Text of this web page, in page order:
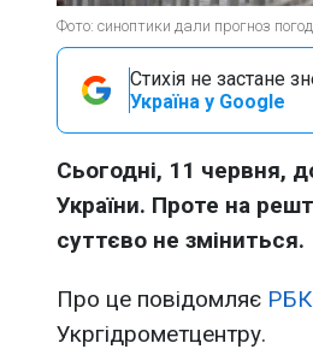
Фото: синоптики дали прогноз
Стихія не застане
Україна у Google
Сьогодні, 11 червня,
України. Проте на
суттєво не зміниться.
Про це повідомляє
Укргідрометцентру.